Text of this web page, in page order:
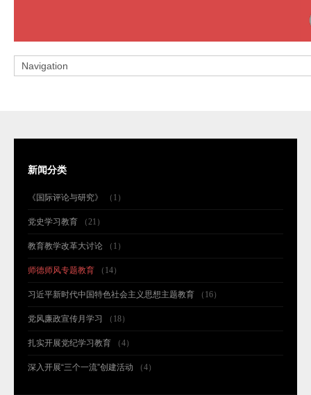
新闻分类
《国际评论与研究》 （1）
党史学习教育 （21）
教育教学改革大讨论 （1）
师德师风专题教育 （14）
习近平新时代中国特色社会主义思想主题教育 （16）
党风廉政宣传月学习 （18）
扎实开展党纪学习教育 （4）
深入开展“三个一流”创建活动 （4）